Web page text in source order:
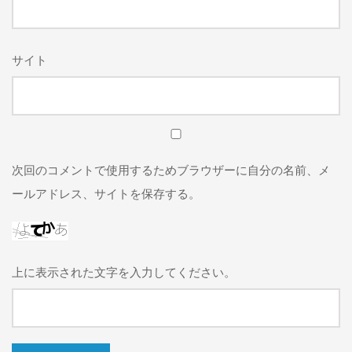
サイト
次回のコメントで使用するためブラウザーに自分の名前、メ
ールアドレス、サイトを保存する。
上に表示された文字を入力してください。